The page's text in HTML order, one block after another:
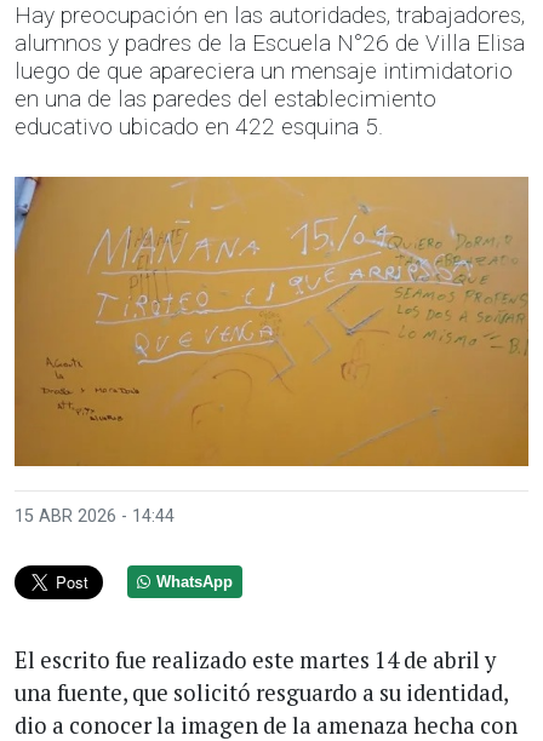
Hay preocupación en las autoridades, trabajadores,
alumnos y padres de la Escuela N°26 de Villa Elisa
luego de que apareciera un mensaje intimidatorio
en una de las paredes del establecimiento
educativo ubicado en 422 esquina 5.
15 ABR 2026 - 14:44
WhatsApp
El escrito fue realizado este martes 14 de abril y
una fuente, que solicitó resguardo a su identidad,
dio a conocer la imagen de la amenaza hecha con